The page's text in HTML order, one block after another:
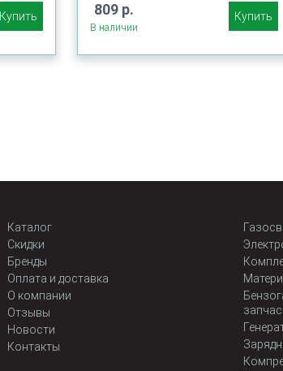
Купить 809 р.
В наличии
Купить
Каталог
Скидки
Бренды
Оплата и доставка
О компании
Отзывы
Новости
Контакты